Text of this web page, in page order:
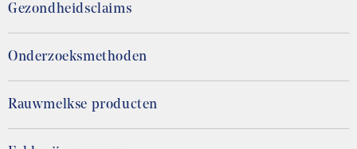
Gezondheidsclaims
Onderzoeksmethoden
Rauwmelkse producten